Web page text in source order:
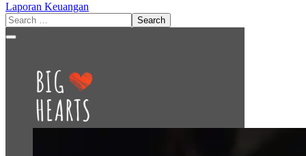
Laporan Keuangan